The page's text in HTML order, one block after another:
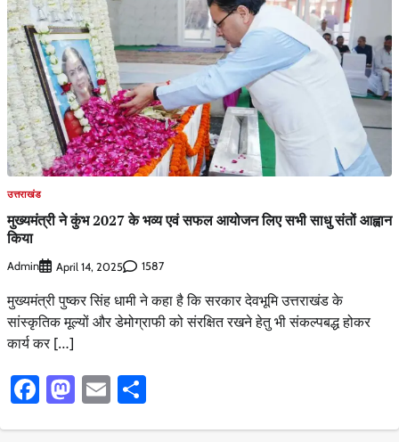
उत्तराखंड
मुख्यमंत्री ने कुंभ 2027 के भव्य एवं सफल आयोजन लिए सभी साधु संतों आह्वान
किया
Admin April 14, 2025 1587
मुख्यमंत्री पुष्कर सिंह धामी ने कहा है कि सरकार देवभूमि उत्तराखंड के
सांस्कृतिक मूल्यों और डेमोग्राफी को संरक्षित रखने हेतु भी संकल्पबद्ध होकर
कार्य कर […]
Facebook
Mastodon
Email